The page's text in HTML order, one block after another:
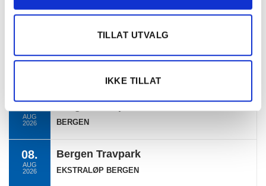
TILLAT UTVALG
IKKE TILLAT
Nyheter
TERMINLISTE
08.
AUG
2026
Bergen Travpark
BERGEN
08.
AUG
2026
Bergen Travpark
EKSTRALØP BERGEN